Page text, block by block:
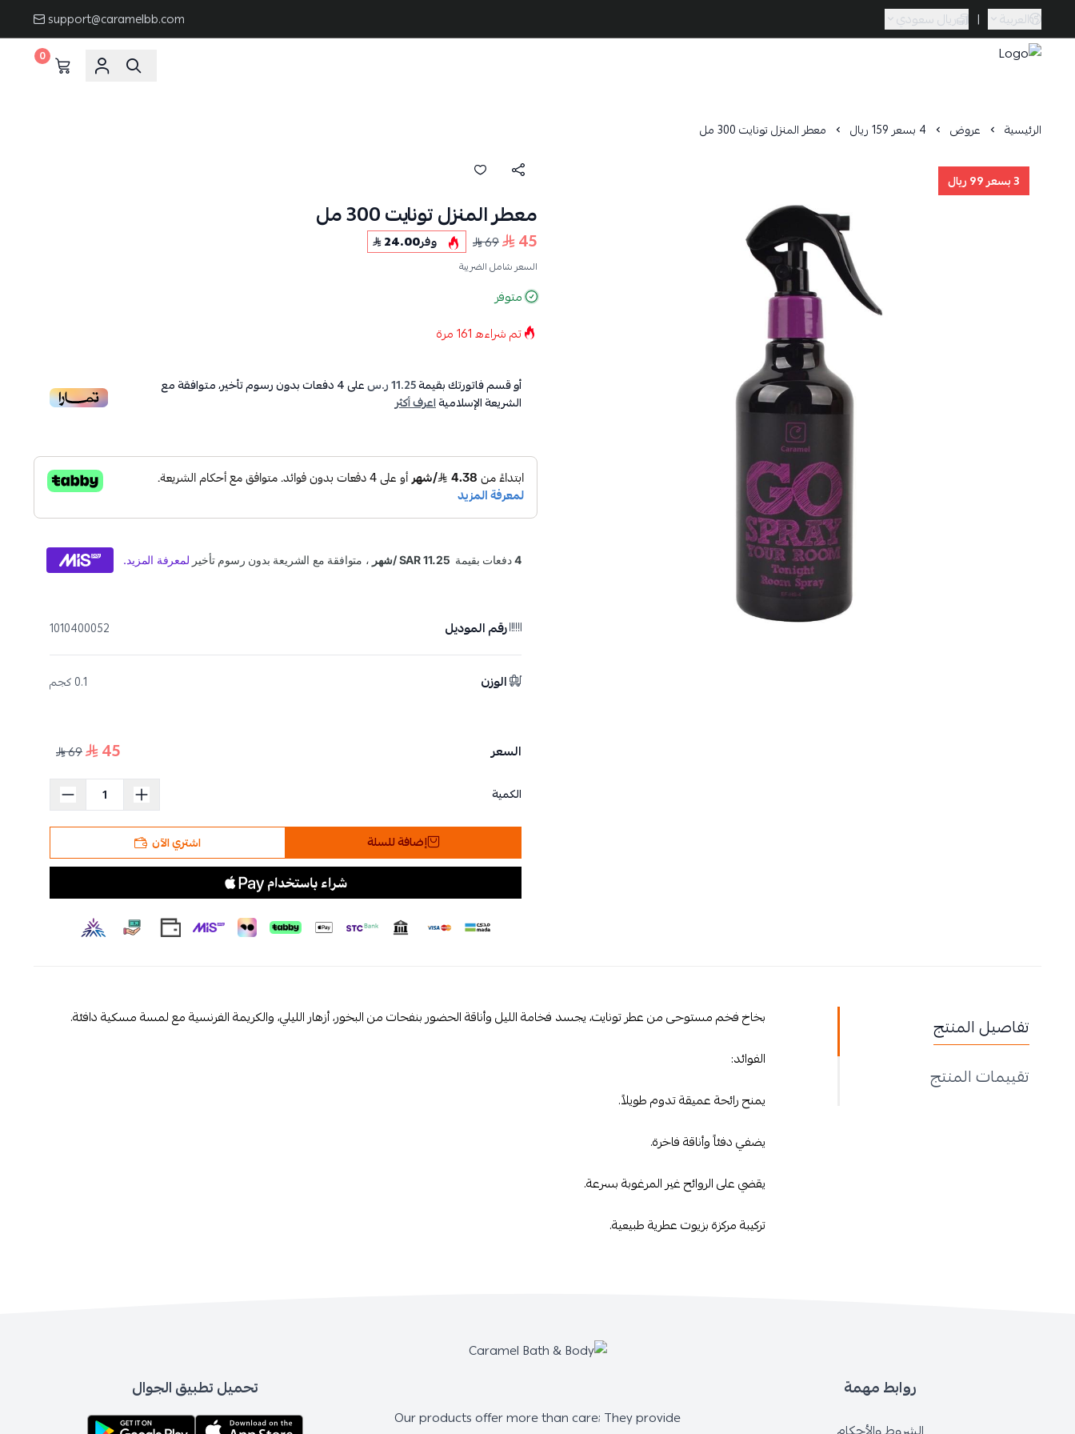
العربية | ريال سعودي support@caramelbb.com
0
الرئيسية عروض 4 بسعر 159 ريال معطر المنزل تونايت 300 مل
3 بسعر 99 ريال
معطر المنزل تونايت 300 مل
45
69 وفر24.00
السعر شامل الضريبة
متوفر
تم شراءه161مرة
أو قسم فاتورتك بقيمة11.25 ر.س على4دفعات بدون رسوم تأخير، متوافقة مع
الشريعة الإسلاميةاعرف أكثر
رقم الموديل 1010400052
الوزن 0.1 كجم
السعر 45
69
الكمية
إضافة للسلة اشتري الآن
تفاصيل المنتج
تقييمات المنتج
بخاخ فخم مستوحى من عطر تونايت، يجسد فخامة الليل وأناقة الحضور بنفحات من البخور، أزهار الليلي، والكريمة الفرنسية مع لمسة مسكية دافئة.
الفوائد:
يمنح رائحة عميقة تدوم طويلاً.
يضفي دفئاً وأناقة فاخرة.
يقضي على الروائح غير المرغوبة بسرعة.
تركيبة مركزة بزيوت عطرية طبيعية.
روابط مهمة
Our products offer more than care; They provide
تحميل تطبيق الجوال